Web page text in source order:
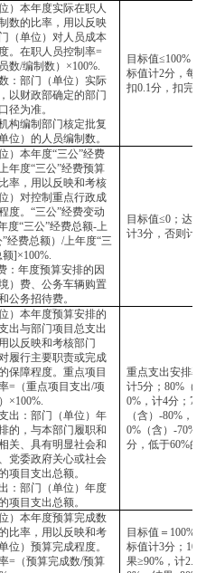
）本年度实际在职人
数的比率，用以反映
（单位）对人员成本
。在职人员控制率=
数/编制数）×100%.
：部门（单位）实际
以财政部确定的部门
径为准。
构编制部门核定批复
位）的人员编制数。
目标值≤100%；
标值计2分，每
扣0.1分，扣完
）本年度“三公”经费
年度“三公”经费预算
率，用以反映和考核
）对控制重点行政成
度。“三公”经费变动
度“三公”经费总额-上
经费总额）/上年度“三
]×100%.
：年度预算安排的因
）费、公务车辆购置
公务招待费。
目标值≤0；达
计3分，否则计0
）本年度预算安排的
出与部门项目总支出
以反映和考核部门
对履行主要职责或完成
保障程度。重点项目
=（重点项目支出/项
×100%.
出：部门（单位）年
的，与本部门履职和
关、具有明显社会和
党委政府关心或社会
项目支出总额。
：部门（单位）年度
项目支出总额。
重点支出安排率
计5分；80%（
0%，计4分；
（含）-80%，
0%（含）-70%
分，低于60%的
）本年度预算完成数
比率，用以反映和考
位）预算完成程度。
=（预算完成数/预算
目标值＝ 100%
标值计3分；
果≥90%，计2.5